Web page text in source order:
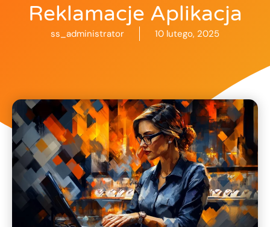
Reklamacje Aplikacja
ss_administrator 10 lutego, 2025